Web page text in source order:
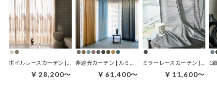
￥28,200～ ￥61,400～ ￥11,600～
1